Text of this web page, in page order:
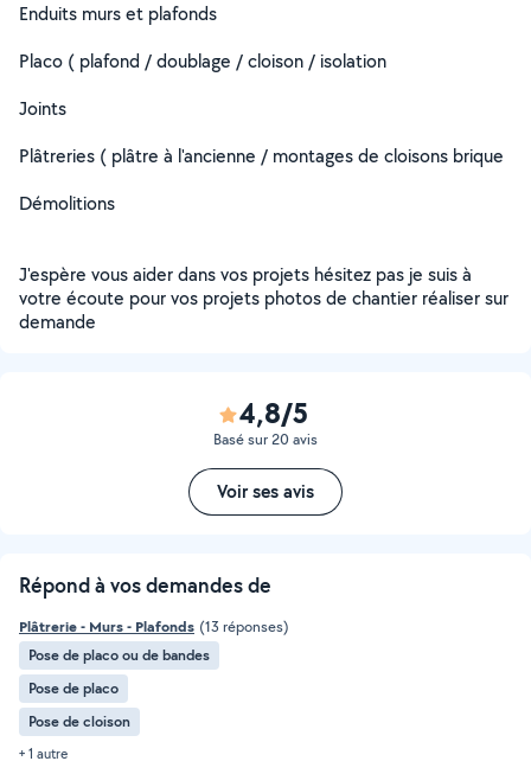
Enduits murs et plafonds
Placo ( plafond / doublage / cloison / isolation
Joints
Plâtreries ( plâtre à l'ancienne / montages de cloisons brique
Démolitions
J'espère vous aider dans vos projets hésitez pas je suis à
votre écoute pour vos projets photos de chantier réaliser sur
demande
4,8/5
Basé sur 20 avis
Voir ses avis
Répond à vos demandes de
Plâtrerie - Murs - Plafonds (13 réponses)
Pose de placo ou de bandes
Pose de placo
Pose de cloison
+ 1 autre